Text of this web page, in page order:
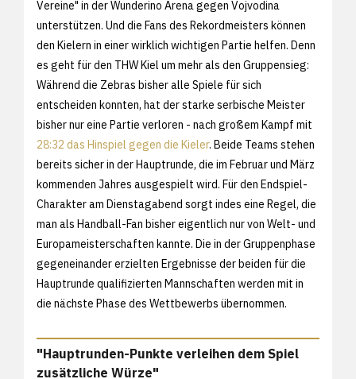
Vereine" in der Wunderino Arena gegen Vojvodina
unterstützen. Und die Fans des Rekordmeisters können
den Kielern in einer wirklich wichtigen Partie helfen. Denn
es geht für den THW Kiel um mehr als den Gruppensieg:
Während die Zebras bisher alle Spiele für sich
entscheiden konnten, hat der starke serbische Meister
bisher nur eine Partie verloren - nach großem Kampf mit
28:32 das Hinspiel gegen die Kieler. Beide Teams stehen
bereits sicher in der Hauptrunde, die im Februar und März
kommenden Jahres ausgespielt wird. Für den Endspiel-
Charakter am Dienstagabend sorgt indes eine Regel, die
man als Handball-Fan bisher eigentlich nur von Welt- und
Europameisterschaften kannte. Die in der Gruppenphase
gegeneinander erzielten Ergebnisse der beiden für die
Hauptrunde qualifizierten Mannschaften werden mit in
die nächste Phase des Wettbewerbs übernommen.
"Hauptrunden-Punkte verleihen dem Spiel
zusätzliche Würze"